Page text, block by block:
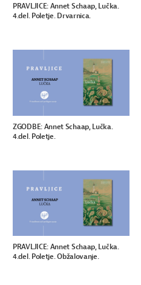
PRAVLJICE: Annet Schaap, Lučka.
4.del. Poletje. Drvarnica.
ZGODBE: Annet Schaap, Lučka.
4.del. Poletje.
PRAVLJICE: Annet Schaap, Lučka.
4.del. Poletje. Obžalovanje.